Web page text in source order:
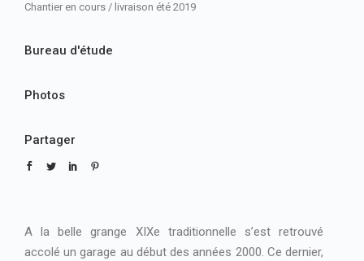
Chantier en cours / livraison été 2019
Bureau d'étude
Photos
Partager
A la belle grange XIXe traditionnelle s’est retrouvé
accolé un garage au début des années 2000. Ce dernier,